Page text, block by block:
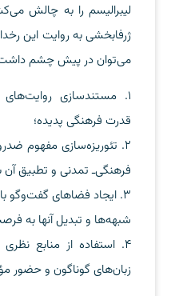
لیبرالیسم را به چالش
ژرفابخشی به روایت این
می‌توان در پیش چشم
1. مستندسازی روایت‌های
قدرت فرهنگی پدیده؛
2. تئوریزه‌سازی مفهوم
فرهنگی‌ـ ‌تمدنی و تطبیق آن
3. ایجاد فضاهای گفت‌وگو
شبهه‌ها و تبدیل آنها به
4. استفاده از منابع
زبان‌های گوناگون و حضور